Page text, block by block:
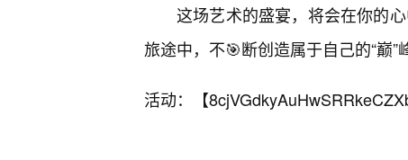
这场艺术的盛宴，将会在你的
旅途中，不🎯断创造属于自己的“巅”
活动：【